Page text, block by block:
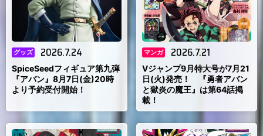
グッズ 2026.7.24
SpiceSeedフィギュア第九弾
『アバン』8月7日(金)20時
より予約受付開始！
マンガ 2026.7.21
Vジャンプ9月特大号が7月21
日(火)発売！ 『勇者アバン
と獄炎の魔王』は第64話掲
載！